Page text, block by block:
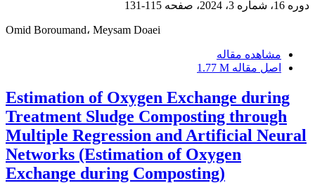
دوره 16، شماره 3، 2024، صفحه 115-131
Omid Boroumand، Meysam Doaei
مشاهده مقاله
اصل مقاله 1.77 M
Estimation of Oxygen Exchange during
Treatment Sludge Composting through
Multiple Regression and Artificial Neural
Networks (Estimation of Oxygen
Exchange during Composting)